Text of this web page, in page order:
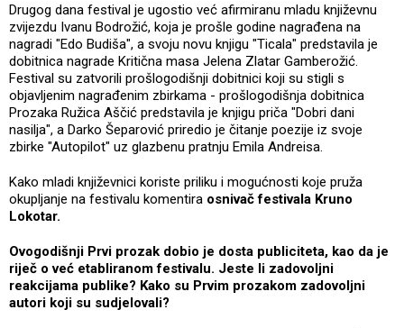
Drugog dana festival je ugostio već afirmiranu mladu književnu
zvijezdu Ivanu Bodrožić, koja je prošle godine nagrađena na
nagradi "Edo Budiša", a svoju novu knjigu "Ticala" predstavila je
dobitnica nagrade Kritična masa Jelena Zlatar Gamberožić.
Festival su zatvorili prošlogodišnji dobitnici koji su stigli s
objavljenim nagrađenim zbirkama - prošlogodišnja dobitnica
Prozaka Ružica Aščić predstavila je knjigu priča "Dobri dani
nasilja", a Darko Šeparović priredio je čitanje poezije iz svoje
zbirke "Autopilot" uz glazbenu pratnju Emila Andreisa.
Kako mladi književnici koriste priliku i mogućnosti koje pruža
okupljanje na festivalu komentira osnivač festivala Kruno
Lokotar.
Ovogodišnji Prvi prozak dobio je dosta publiciteta, kao da je
riječ o već etabliranom festivalu. Jeste li zadovoljni
reakcijama publike? Kako su Prvim prozakom zadovoljni
autori koji su sudjelovali?